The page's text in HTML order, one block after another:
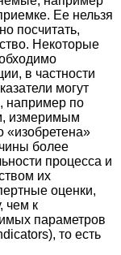
Ее нельзя
посчитать,
Некоторые
в частности
могут
например по
измеримым
«изобретена»
более
процесса и
их
оценки,
чем к
параметров
то есть